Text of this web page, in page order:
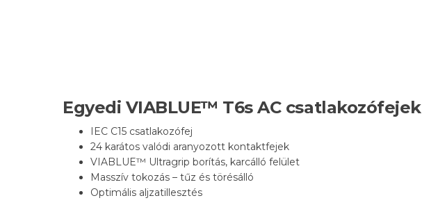
Egyedi VIABLUE™ T6s AC csatlakozófejek
IEC C15 csatlakozófej
24 karátos valódi aranyozott kontaktfejek
VIABLUE™ Ultragrip borítás, karcálló felület
Masszív tokozás – tűz és törésálló
Optimális aljzatillesztés